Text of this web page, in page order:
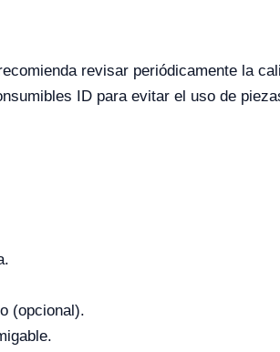
revisar periódicamente la
ID para evitar el uso de
(opcional).